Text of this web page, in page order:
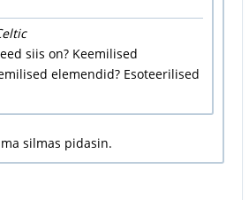
siis on? Keemilised
elemendid? Esoteerilised
silmas pidasin.